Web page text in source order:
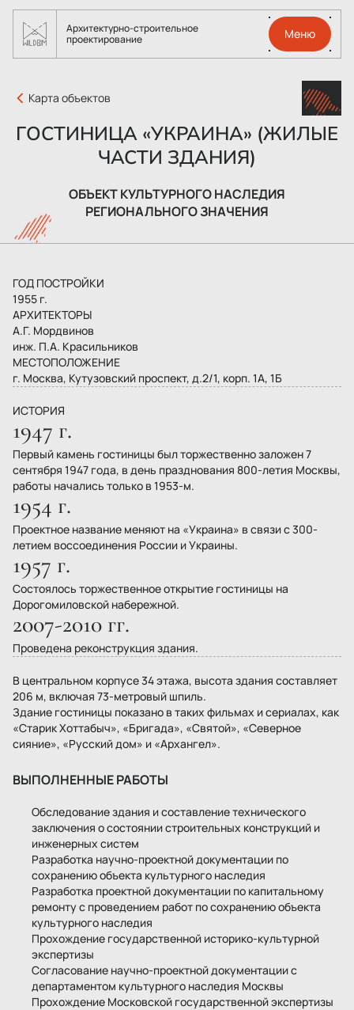
Архитектурно-строительное
проектирование
Меню
Карта объектов
ГОСТИНИЦА «УКРАИНА» (ЖИЛЫЕ
ЧАСТИ ЗДАНИЯ)
ОБЪЕКТ КУЛЬТУРНОГО НАСЛЕДИЯ
РЕГИОНАЛЬНОГО ЗНАЧЕНИЯ
ГОД ПОСТРОЙКИ
1955 г.
АРХИТЕКТОРЫ
А.Г. Мордвинов
инж. П.А. Красильников
МЕСТОПОЛОЖЕНИЕ
г. Москва, Кутузовский проспект, д.2/1, корп. 1А, 1Б
ИСТОРИЯ
1947 г.
Первый камень гостиницы был торжественно заложен 7
сентября 1947 года, в день празднования 800-летия Москвы,
работы начались только в 1953-м.
1954 г.
Проектное название меняют на «Украина» в связи с 300-
летием воссоединения России и Украины.
1957 г.
Состоялось торжественное открытие гостиницы на
Дорогомиловской набережной.
2007-2010 гг.
Проведена реконструкция здания.
В центральном корпусе 34 этажа, высота здания составляет
206 м, включая 73-метровый шпиль.
Здание гостиницы показано в таких фильмах и сериалах, как
«Старик Хоттабыч», «Бригада», «Святой», «Северное
сияние», «Русский дом» и «Архангел».
ВЫПОЛНЕННЫЕ РАБОТЫ
Обследование здания и составление технического
заключения о состоянии строительных конструкций и
инженерных систем
Разработка научно-проектной документации по
сохранению объекта культурного наследия
Разработка проектной документации по капитальному
ремонту с проведением работ по сохранению объекта
культурного наследия
Прохождение государственной историко-культурной
экспертизы
Согласование научно-проектной документации с
департаментом культурного наследия Москвы
Прохождение Московской государственной экспертизы